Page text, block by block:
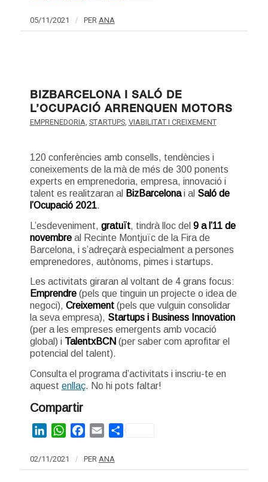
05/11/2021 / PER ANA
BIZBARCELONA I SALÓ DE
L’OCUPACIÓ ARRENQUEN MOTORS
EMPRENEDORIA, STARTUPS, VIABILITAT I CREIXEMENT
120 conferències amb consells, tendències i
coneixements de la mà de més de 300 ponents
experts en emprenedoria, empresa, innovació i
talent es realitzaran al BizBarcelonai al Saló de
l’Ocupació 2021.
L’esdeveniment, gratuït, tindrà lloc del 9 a l’11 de
novembreal Recinte Montjuïc de la Fira de
Barcelona, i s’adreçarà especialment a persones
emprenedores, autònoms, pimes i startups.
Les activitats giraran al voltant de 4 grans focus:
Emprendre(pels que tinguin un projecte o idea de
negoci), Creixement(pels que vulguin consolidar
la seva empresa), Startups i Business Innovation
(per a les empreses emergents amb vocació
global) i TalentxBCN (per saber com aprofitar el
potencial del talent).
Consulta el programa d’activitats i inscriu-te en
aquest enllaç. No hi pots faltar!
Compartir
LinkedInWhatsAppFacebook
EmailShare
02/11/2021 / PER ANA